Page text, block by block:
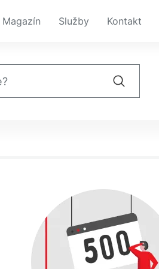
Magazín Služby Kontakt